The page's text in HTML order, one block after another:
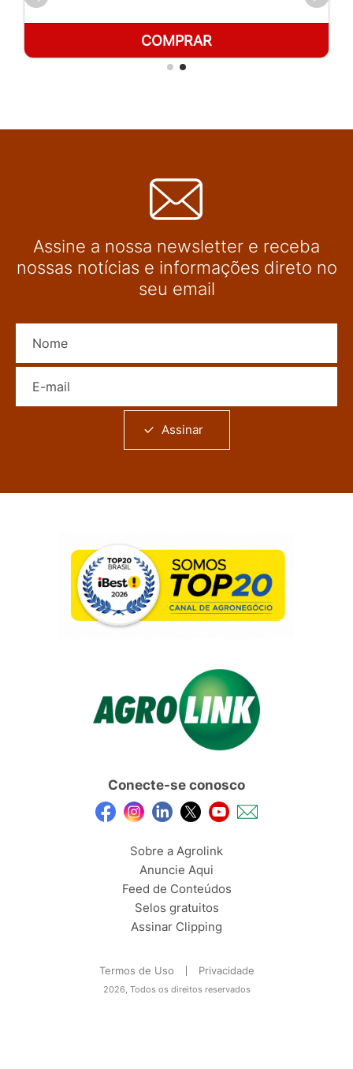
COMPRAR
Assine a nossa newsletter e receba
nossas notícias e informações direto no
seu email
Assinar
Conecte-se conosco
Sobre a Agrolink
Anuncie Aqui
Feed de Conteúdos
Selos gratuitos
Assinar Clipping
Termos de Uso Privacidade
2026, Todos os direitos reservados